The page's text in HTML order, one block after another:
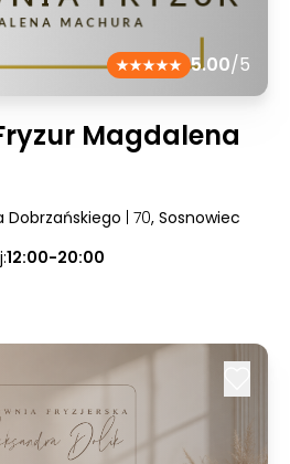
5.00/5
Magdalena
Dobrzańskiego | 70, Sosnowiec
12:00-20:00